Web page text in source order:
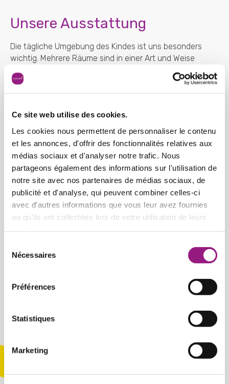
Ce site web utilise des cookies.
Les cookies nous permettent de personnaliser le contenu
et les annonces, d'offrir des fonctionnalités relatives aux
médias sociaux et d'analyser notre trafic. Nous
partageons également des informations sur l'utilisation de
notre site avec nos partenaires de médias sociaux, de
publicité et d'analyse, qui peuvent combiner celles-ci
avec d'autres informations que vous leur avez fournies
ou qu'ils ont collectées lors de votre utilisation de leurs
Nécessaires
Préférences
Statistiques
Marketing
Unsere Ausstattung
Die tägliche Umgebung des Kindes ist uns besonders
wichtig. Mehrere Räume sind in einer Art und Weise
eingerichtet, dass das Kind seine Bedürfnisse durch
diverse Möglichkeiten befriedigen kann. Die Ausstattung
ist integral an die Kinder angepasst, und erlaubt uns so